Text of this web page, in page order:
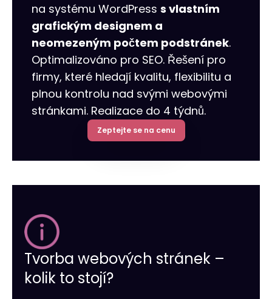
na systému WordPress s vlastním
grafickým designem a
neomezeným počtem podstránek.
Optimalizováno pro SEO. Řešení pro
firmy, které hledají kvalitu, flexibilitu a
plnou kontrolu nad svými webovými
stránkami. Realizace do 4 týdnů.
Zeptejte se na cenu
Tvorba webových stránek –
kolik to stojí?